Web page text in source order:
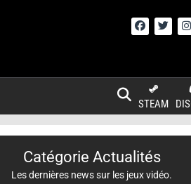
STEAM
Catégorie Actualités
Les dernières news sur les jeux vidéo.